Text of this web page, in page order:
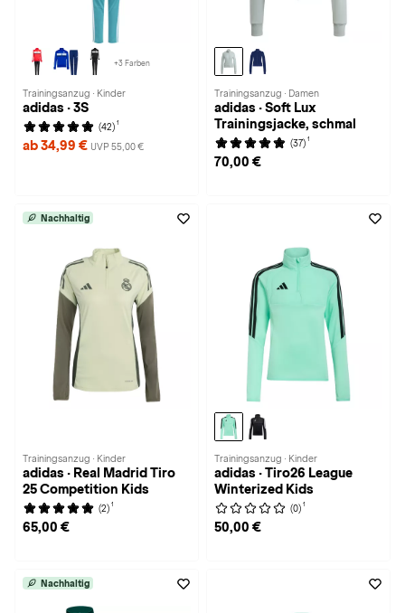
+3 Farben
Trainingsanzug · Kinder
adidas · 3S
(42) 1
ab 34,99 € UVP 55,00 €
Trainingsanzug · Damen
adidas · Soft Lux
Trainingsjacke, schmal
(37) 1
70,00 €
Nachhaltig
Trainingsanzug · Kinder
adidas · Real Madrid Tiro
25 Competition Kids
(2) 1
65,00 €
Trainingsanzug · Kinder
adidas · Tiro26 League
Winterized Kids
(0) 1
50,00 €
Nachhaltig